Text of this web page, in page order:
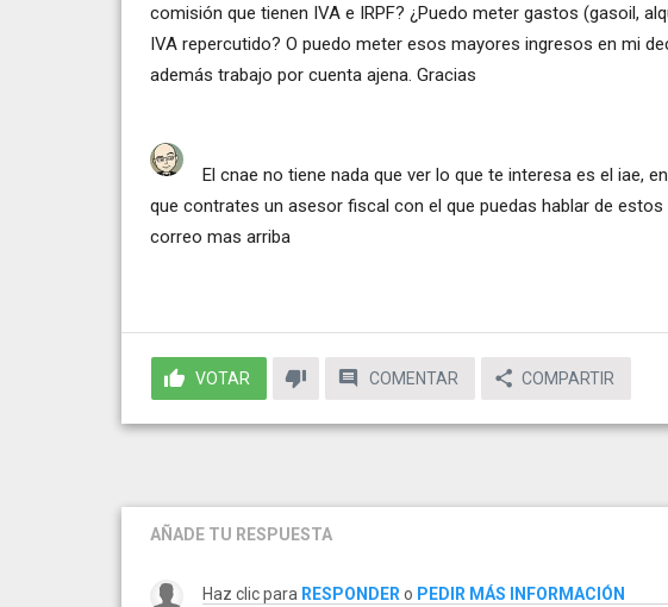
comisión que tienen IVA e IRPF? ¿Puedo meter gastos (gasoil,
IVA repercutido? O puedo meter esos mayores ingresos en mi
además trabajo por cuenta ajena. Gracias
El cnae no tiene nada que ver lo que te interesa es el iae,
que contrates un asesor fiscal con el que puedas hablar de
correo mas arriba
VOTAR COMENTAR COMPARTIR
AÑADE TU RESPUESTA
Haz clic para RESPONDER o PEDIR MÁS INFORMACIÓN